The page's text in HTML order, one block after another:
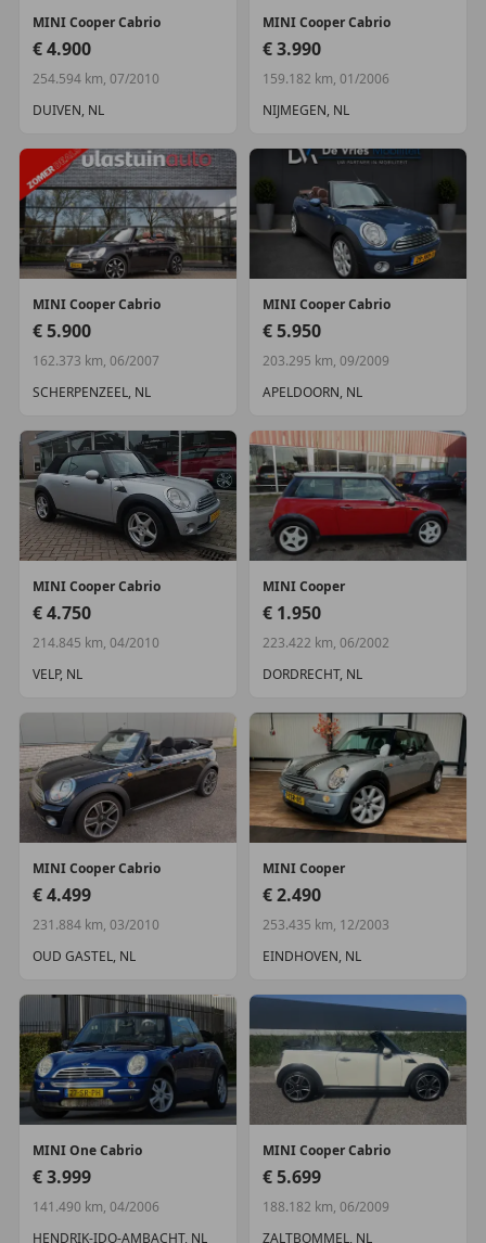
MINI Cooper Cabrio
€ 4.900
254.594 km, 07/2010
DUIVEN, NL
MINICooper Cabrio
€ 3.990
159.182 km, 01/2006
NIJMEGEN, NL
MINI Cooper Cabrio
€ 5.900
162.373 km, 06/2007
SCHERPENZEEL, NL
MINICooper Cabrio
€ 5.950
203.295 km, 09/2009
APELDOORN, NL
MINI Cooper Cabrio
€ 4.750
214.845 km, 04/2010
VELP, NL
MINICooper
€ 1.950
223.422 km, 06/2002
DORDRECHT, NL
MINI Cooper Cabrio
€ 4.499
231.884 km, 03/2010
OUD GASTEL, NL
MINICooper
€ 2.490
253.435 km, 12/2003
EINDHOVEN, NL
MINI One Cabrio
€ 3.999
141.490 km, 04/2006
HENDRIK-IDO-AMBACHT, NL
MINICooper Cabrio
€ 5.699
188.182 km, 06/2009
ZALTBOMMEL, NL